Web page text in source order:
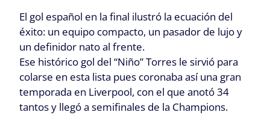
El gol español en la final ilustró la ecuación del
éxito: un equipo compacto, un pasador de lujo y
un definidor nato al frente.
Ese histórico gol del “Niño” Torres le sirvió para
colarse en esta lista pues coronaba así una gran
temporada en Liverpool, con el que anotó 34
tantos y llegó a semifinales de la Champions.